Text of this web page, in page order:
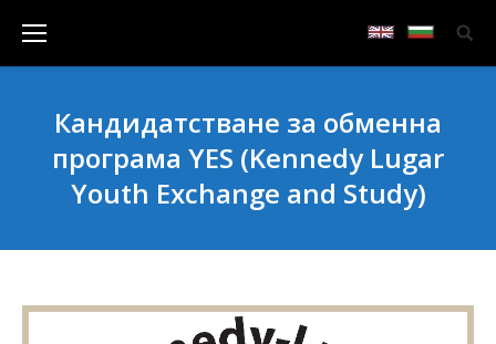
Кандидатстване за обменна
програма YES (Kennedy Lugar
Youth Exchange and Study)